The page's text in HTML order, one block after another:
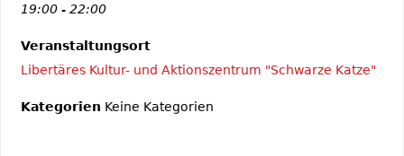
19:00 - 22:00
Veranstaltungsort
Libertäres Kultur- und Aktionszentrum "Schwarze Katze"
Kategorien Keine Kategorien